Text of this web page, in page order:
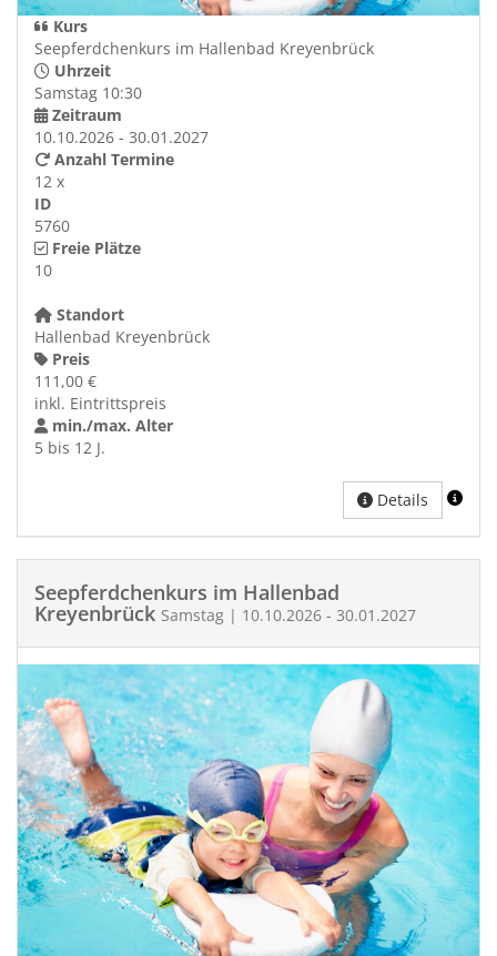
Kurs
Seepferdchenkurs im Hallenbad Kreyenbrück
Uhrzeit
Samstag 10:30
Zeitraum
10.10.2026 - 30.01.2027
Anzahl Termine
12 x
ID
5760
Freie Plätze
10
Standort
Hallenbad Kreyenbrück
Preis
111,00 €
inkl. Eintrittspreis
min./max. Alter
5 bis 12 J.
Details
Seepferdchenkurs im Hallenbad
Kreyenbrück Samstag | 10.10.2026 - 30.01.2027